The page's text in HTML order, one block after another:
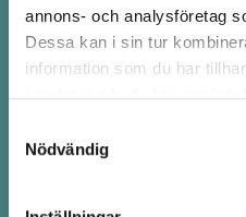
annons- och analysföretag
Dessa kan i sin tur
information som du har
samlat in när du har använt
Nödvändig
Hur anmäler
intresserad av ovan.